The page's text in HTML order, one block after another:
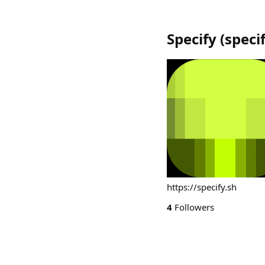
Specify (
https://specify.sh
4 Followers